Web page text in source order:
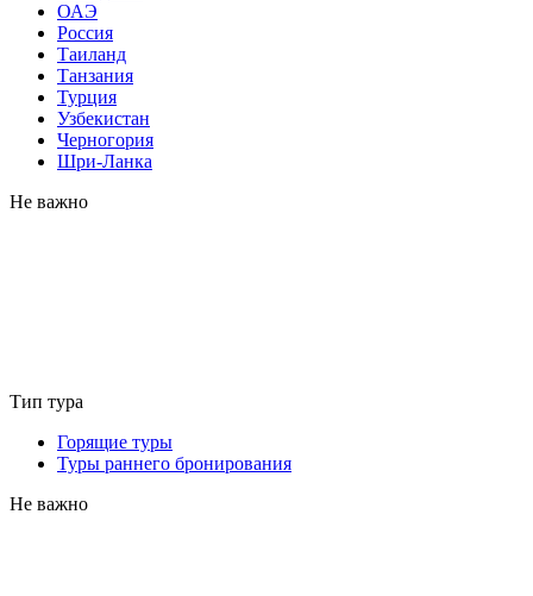
ОАЭ
Россия
Таиланд
Танзания
Турция
Узбекистан
Черногория
Шри-Ланка
Не важно
Тип тура
Горящие туры
Туры раннего бронирования
Не важно